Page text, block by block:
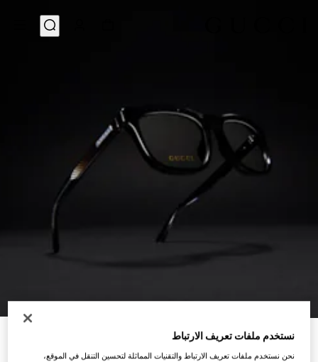
إطار بصري مستطيل الشكل
نستخدم ملفات تعريف الارتباط
نحن نستخدم ملفات تعريف الارتباط والتقنيات المماثلة لتحسين التنقل في الموقع،